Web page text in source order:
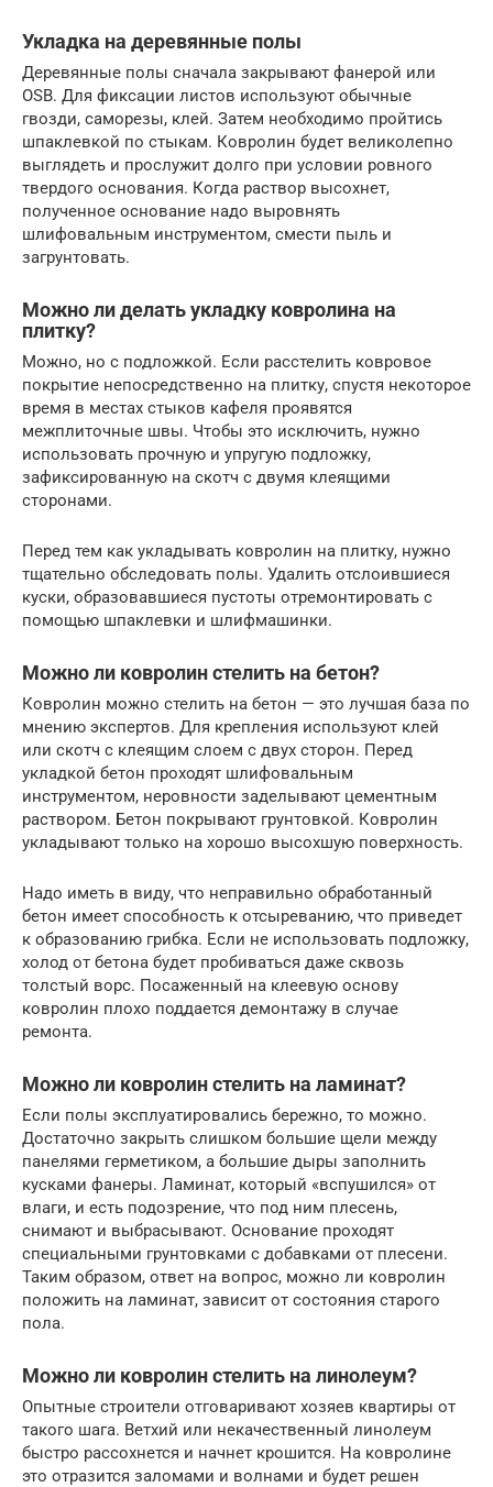
Укладка на деревянные полы
Деревянные полы сначала закрывают фанерой или
OSB. Для фиксации листов используют обычные
гвозди, саморезы, клей. Затем необходимо пройтись
шпаклевкой по стыкам. Ковролин будет великолепно
выглядеть и прослужит долго при условии ровного
твердого основания. Когда раствор высохнет,
полученное основание надо выровнять
шлифовальным инструментом, смести пыль и
загрунтовать.
Можно ли делать укладку ковролина на
плитку?
Можно, но с подложкой. Если расстелить ковровое
покрытие непосредственно на плитку, спустя некоторое
время в местах стыков кафеля проявятся
межплиточные швы. Чтобы это исключить, нужно
использовать прочную и упругую подложку,
зафиксированную на скотч с двумя клеящими
сторонами.
Перед тем как укладывать ковролин на плитку, нужно
тщательно обследовать полы. Удалить отслоившиеся
куски, образовавшиеся пустоты отремонтировать с
помощью шпаклевки и шлифмашинки.
Можно ли ковролин стелить на бетон?
Ковролин можно стелить на бетон — это лучшая база по
мнению экспертов. Для крепления используют клей
или скотч с клеящим слоем с двух сторон. Перед
укладкой бетон проходят шлифовальным
инструментом, неровности заделывают цементным
раствором. Бетон покрывают грунтовкой. Ковролин
укладывают только на хорошо высохшую поверхность.
Надо иметь в виду, что неправильно обработанный
бетон имеет способность к отсыреванию, что приведет
к образованию грибка. Если не использовать подложку,
холод от бетона будет пробиваться даже сквозь
толстый ворс. Посаженный на клеевую основу
ковролин плохо поддается демонтажу в случае
ремонта.
Можно ли ковролин стелить на ламинат?
Если полы эксплуатировались бережно, то можно.
Достаточно закрыть слишком большие щели между
панелями герметиком, а большие дыры заполнить
кусками фанеры. Ламинат, который «вспушился» от
влаги, и есть подозрение, что под ним плесень,
снимают и выбрасывают. Основание проходят
специальными грунтовками с добавками от плесени.
Таким образом, ответ на вопрос, можно ли ковролин
положить на ламинат, зависит от состояния старого
пола.
Можно ли ковролин стелить на линолеум?
Опытные строители отговаривают хозяев квартиры от
такого шага. Ветхий или некачественный линолеум
быстро рассохнется и начнет крошится. На ковролине
это отразится заломами и волнами и будет решен